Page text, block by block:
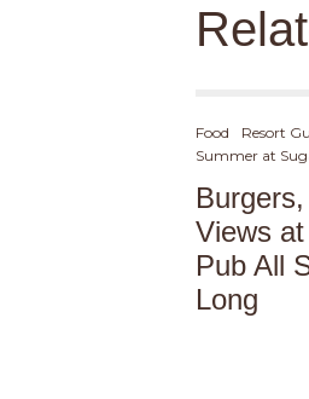
Food
Resort
Summer at
Views at
Pub All
Long